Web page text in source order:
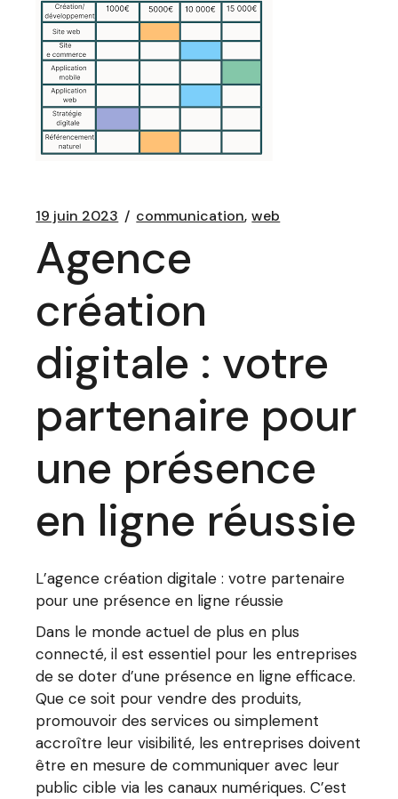
19 juin 2023 communication web
Agence
création
digitale : votre
partenaire pour
une présence
en ligne réussie
L’agence création digitale : votre partenaire
pour une présence en ligne réussie
Dans le monde actuel de plus en plus
connecté, il est essentiel pour les entreprises
de se doter d’une présence en ligne efficace.
Que ce soit pour vendre des produits,
promouvoir des services ou simplement
accroître leur visibilité, les entreprises doivent
être en mesure de communiquer avec leur
public cible via les canaux numériques. C’est